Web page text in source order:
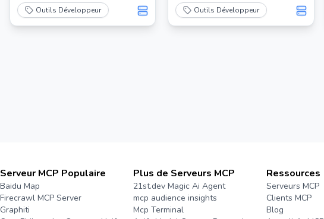
Outils Développeur Outils Développeur
Serveur MCP Populaire
Baidu Map
Firecrawl MCP Server
Graphiti
Plus de Serveurs MCP
21st.dev Magic Ai Agent
mcp audience insights
Mcp Terminal
Ressources
Serveurs MCP
Clients MCP
Blog